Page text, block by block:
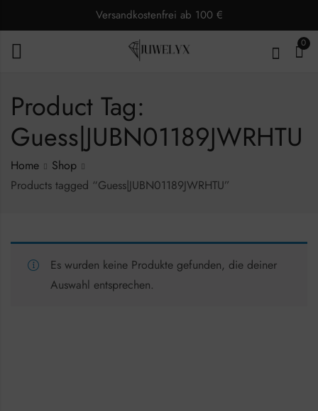
Versandkostenfrei ab 100 €
0
Product Tag:
Guess|JUBN01189JWRHTU
Home
Shop
Products tagged “Guess|JUBN01189JWRHTU”
Es wurden keine Produkte gefunden, die deiner
Auswahl entsprechen.